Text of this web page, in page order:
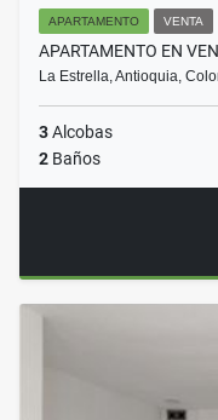
APARTAMENTO VENTA
APARTAMENTO EN
La Estrella, Antioquia,
3Alcobas
2 Baños